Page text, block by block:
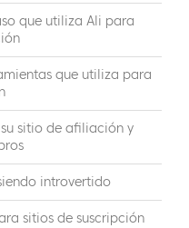
que utiliza Ali para
que utiliza para
sitio de afiliación y
introvertido
sitios de suscripción